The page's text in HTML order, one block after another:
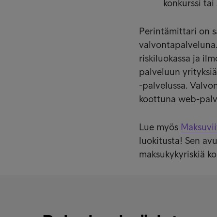
konkurssi
Perintämittari on
riskiluokassa ja
palveluun
-palvelussa.
koottuna web-
Lue myös
luokitusta! Sen
maksukykyriskiä